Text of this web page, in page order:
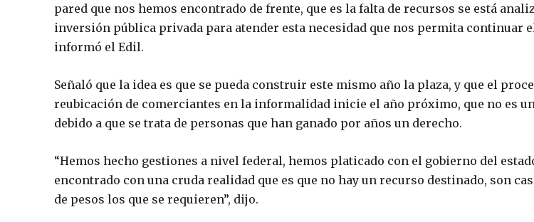
pared que nos hemos encontrado de frente, que es la falta de recursos se está
inversión pública privada para atender esta necesidad que nos permita continuar
informó el Edil.
Señaló que la idea es que se pueda construir este mismo año la plaza, y que el
reubicación de comerciantes en la informalidad inicie el año próximo, que no es
debido a que se trata de personas que han ganado por años un derecho.
“Hemos hecho gestiones a nivel federal, hemos platicado con el gobierno del
encontrado con una cruda realidad que es que no hay un recurso destinado, son
de pesos los que se requieren”, dijo.